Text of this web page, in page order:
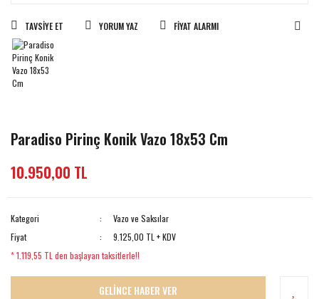
TAVSIYE ET YORUM YAZ FIYAT ALARMI
Paradiso Pirinç Konik Vazo 18x53 Cm
10.950,00 TL
Kategori
Vazo ve Saksılar
Fiyat
9.125,00 TL + KDV
* 1.119,55 TL den başlayan taksitlerle!!
GELİNCE HABER VER